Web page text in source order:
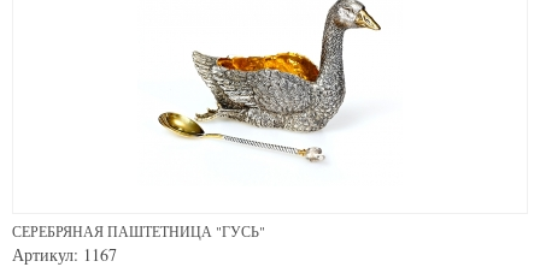
СЕРЕБРЯНАЯ ПАШТЕТНИЦА "ГУСЬ"
Артикул: 1167